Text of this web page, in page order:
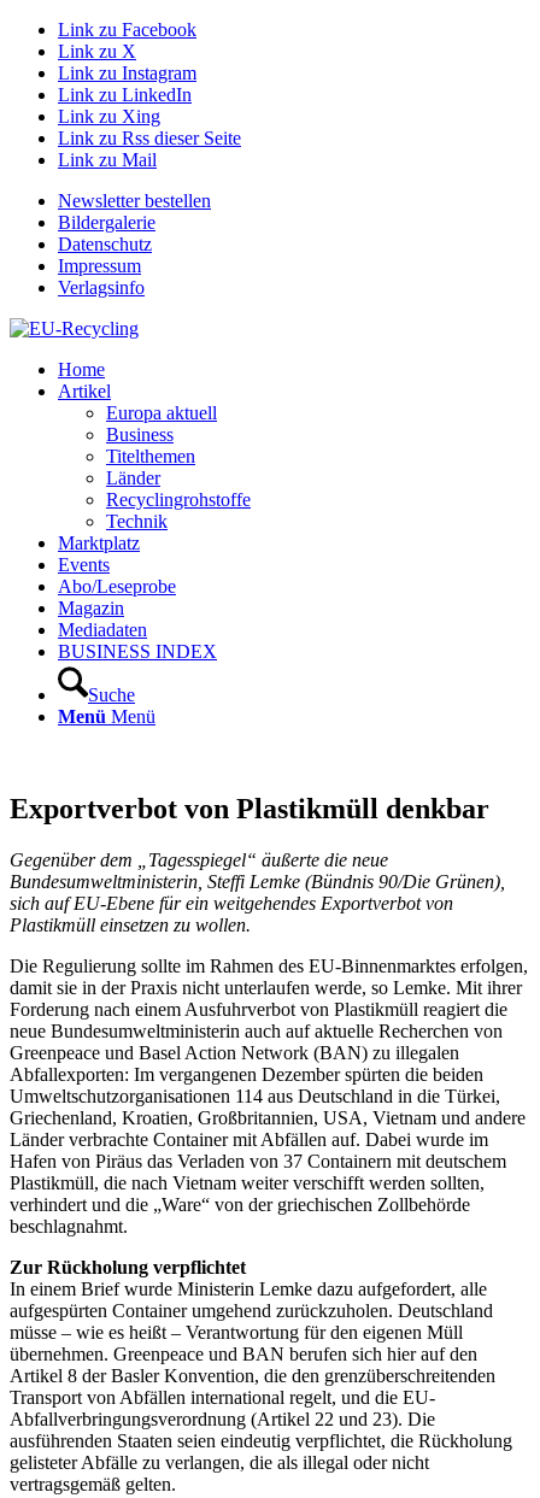
Link zu Facebook
Link zu X
Link zu Instagram
Link zu LinkedIn
Link zu Xing
Link zu Rss dieser Seite
Link zu Mail
Newsletter bestellen
Bildergalerie
Datenschutz
Impressum
Verlagsinfo
Home
Artikel
Europa aktuell
Business
Titelthemen
Länder
Recyclingrohstoffe
Technik
Marktplatz
Events
Abo/Leseprobe
Magazin
Mediadaten
BUSINESS INDEX
Suche
Menü Menü
Exportverbot von Plastikmüll denkbar
Gegenüber dem „Tagesspiegel“ äußerte die neue
Bundesumweltministerin, Steffi Lemke (Bündnis 90/Die Grünen),
sich auf EU-Ebene für ein weitgehendes Exportverbot von
Plastikmüll einsetzen zu wollen.
Die Regulierung sollte im Rahmen des EU-Binnenmarktes erfolgen,
damit sie in der Praxis nicht unterlaufen werde, so Lemke. Mit ihrer
Forderung nach einem Ausfuhrverbot von Plastikmüll reagiert die
neue Bundesumweltministerin auch auf aktuelle Recherchen von
Greenpeace und Basel Action Network (BAN) zu illegalen
Abfallexporten: Im vergangenen Dezember spürten die beiden
Umweltschutzorganisationen 114 aus Deutschland in die Türkei,
Griechenland, Kroatien, Großbritannien, USA, Vietnam und andere
Länder verbrachte Container mit Abfällen auf. Dabei wurde im
Hafen von Piräus das Verladen von 37 Containern mit deutschem
Plastikmüll, die nach Vietnam weiter verschifft werden sollten,
verhindert und die „Ware“ von der griechischen Zollbehörde
beschlagnahmt.
Zur Rückholung verpflichtet
In einem Brief wurde Ministerin Lemke dazu aufgefordert, alle
aufgespürten Container umgehend zurückzuholen. Deutschland
müsse – wie es heißt – Verantwortung für den eigenen Müll
übernehmen. Greenpeace und BAN berufen sich hier auf den
Artikel 8 der Basler Konvention, die den grenzüberschreitenden
Transport von Abfällen international regelt, und die EU-
Abfallverbringungsverordnung (Artikel 22 und 23). Die
ausführenden Staaten seien eindeutig verpflichtet, die Rückholung
gelisteter Abfälle zu verlangen, die als illegal oder nicht
vertragsgemäß gelten.